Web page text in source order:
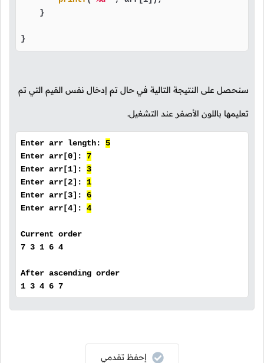
    }
}
سنحصل على النتيجة التالية في حال تم إدخال نفس القيم التي تم
تعليمها باللون الأصفر عند التشغيل.
Enter arr length: 5
Enter arr[0]: 7
Enter arr[1]: 3
Enter arr[2]: 1
Enter arr[3]: 6
Enter arr[4]: 4
Current order
7 3 1 6 4
After ascending order
1 3 4 6 7
إحفظ تقدمي